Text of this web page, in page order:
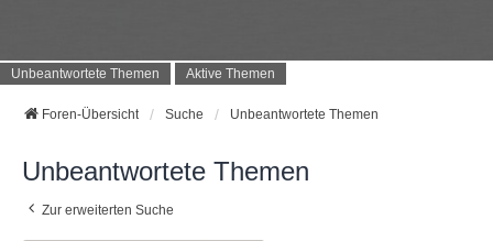
Unbeantwortete Themen Aktive Themen
Foren-Übersicht Suche Unbeantwortete Themen
Unbeantwortete Themen
Zur erweiterten Suche